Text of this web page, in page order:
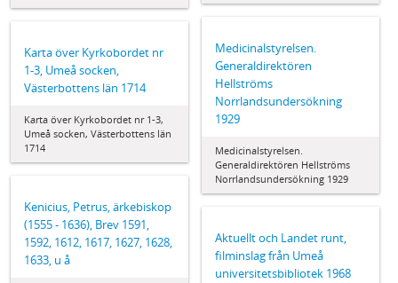
Medicinalstyrelsen.
Generaldirektören
Hellströms
Norrlandsundersökning
1929
Medicinalstyrelsen.
Generaldirektören Hellströms
Norrlandsundersökning 1929
Karta över Kyrkobordet nr
1-3, Umeå socken,
Västerbottens län 1714
Karta över Kyrkobordet nr 1-3,
Umeå socken, Västerbottens län
1714
Kenicius, Petrus, ärkebiskop
(1555 - 1636), Brev 1591,
1592, 1612, 1617, 1627, 1628,
1633, u å
Aktuellt och Landet runt,
filminslag från Umeå
universitetsbibliotek 1968